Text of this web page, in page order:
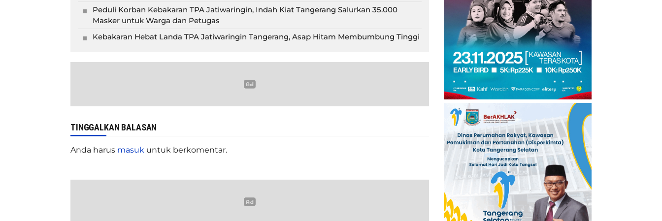
Peduli Korban Kebakaran TPA Jatiwaringin, Indah Kiat Tangerang Salurkan 35.000
Masker untuk Warga dan Petugas
Kebakaran Hebat Landa TPA Jatiwaringin Tangerang, Asap Hitam Membumbung Tinggi
TINGGALKAN BALASAN
Anda harus masuk untuk berkomentar.